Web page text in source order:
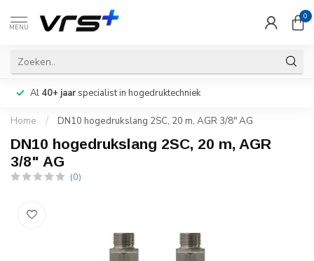
MENU
0
Al 40+ jaarspecialist in hogedruktechniek
Home / DN10 hogedrukslang 2SC, 20 m, AGR 3/8" AG
DN10 hogedrukslang 2SC, 20 m, AGR
3/8" AG
(0)